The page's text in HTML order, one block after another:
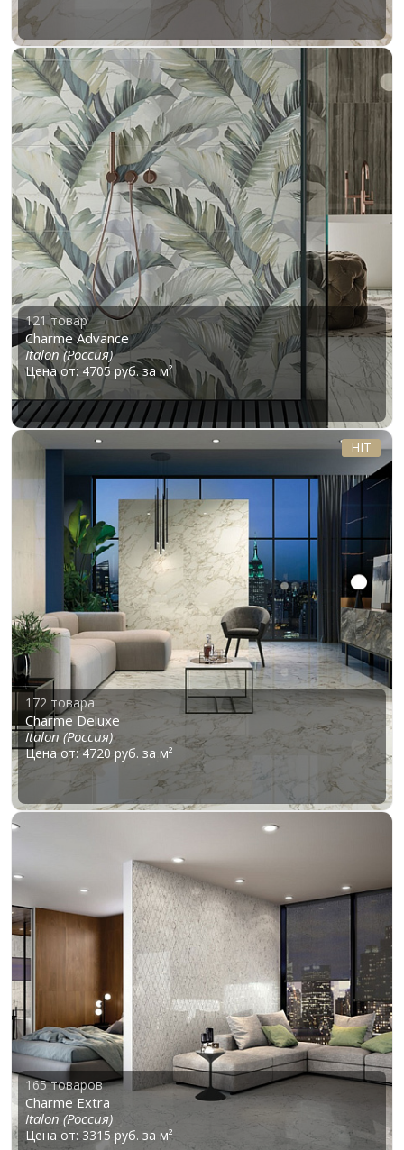
121 товар
Charme Advance
Italon (Россия)
Цена от: 4705 руб. за м²
HIT
172 товара
Charme Deluxe
Italon (Россия)
Цена от: 4720 руб. за м²
165 товаров
Charme Extra
Italon (Россия)
Цена от: 3315 руб. за м²